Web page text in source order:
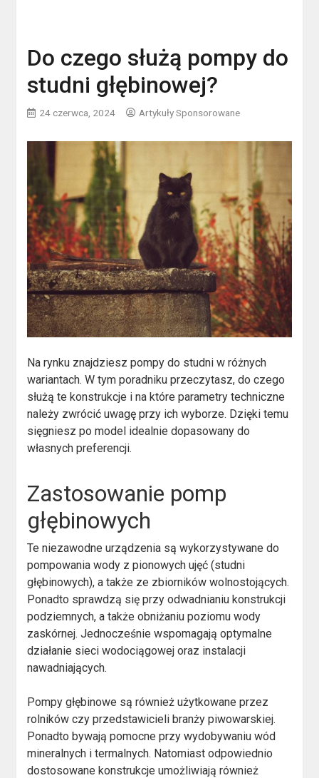
Do czego służą pompy do
studni głębinowej?
24 czerwca, 2024 Artykuły Sponsorowane
Na rynku znajdziesz pompy do studni w różnych
wariantach. W tym poradniku przeczytasz, do czego
służą te konstrukcje i na które parametry techniczne
należy zwrócić uwagę przy ich wyborze. Dzięki temu
sięgniesz po model idealnie dopasowany do
własnych preferencji.
Zastosowanie pomp
głębinowych
Te niezawodne urządzenia są wykorzystywane do
pompowania wody z pionowych ujęć (studni
głębinowych), a także ze zbiorników wolnostojących.
Ponadto sprawdzą się przy odwadnianiu konstrukcji
podziemnych, a także obniżaniu poziomu wody
zaskórnej. Jednocześnie wspomagają optymalne
działanie sieci wodociągowej oraz instalacji
nawadniających.
Pompy głębinowe są również użytkowane przez
rolników czy przedstawicieli branży piwowarskiej.
Ponadto bywają pomocne przy wydobywaniu wód
mineralnych i termalnych. Natomiast odpowiednio
dostosowane konstrukcje umożliwiają również